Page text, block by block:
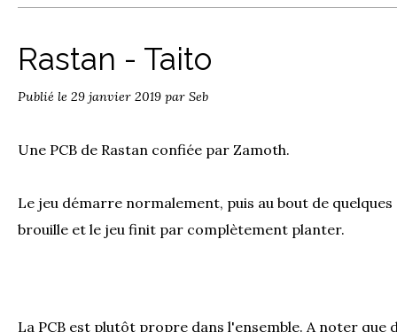
Rastan - Taito
Publié le 29 janvier 2019 par Seb
Une PCB de Rastan confiée par Zamoth.
Le jeu démarre normalement, puis au bout de quelques
brouille et le jeu finit par complètement planter.
La PCB est plutôt propre dans l'ensemble. A noter que